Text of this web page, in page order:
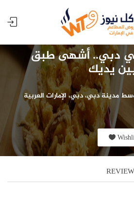
دبي.. أشهى طبق
يديك
مدينة دبي، دبي، الإمارات العربية